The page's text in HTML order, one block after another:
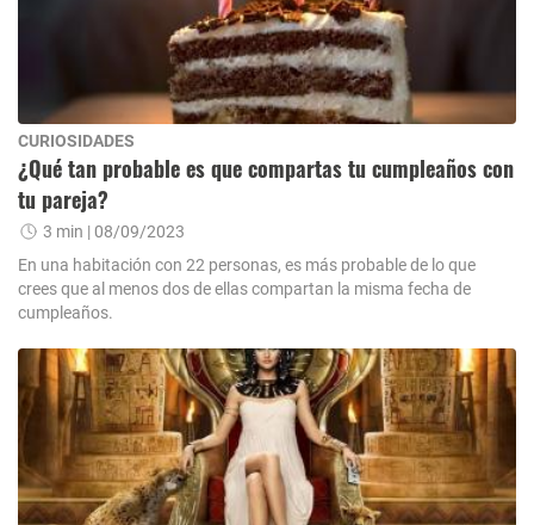
CURIOSIDADES
¿Qué tan probable es que compartas tu cumpleaños con
tu pareja?
3 min | 08/09/2023
En una habitación con 22 personas, es más probable de lo que
crees que al menos dos de ellas compartan la misma fecha de
cumpleaños.